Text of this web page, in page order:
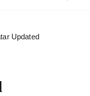
Updated